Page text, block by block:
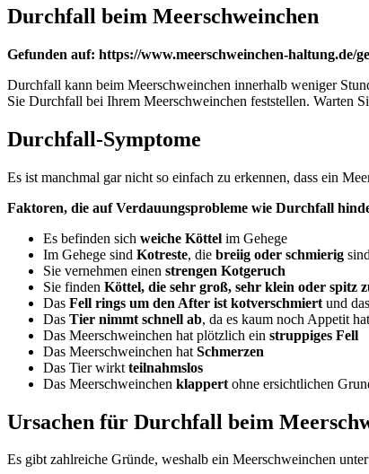
Durchfall beim Meerschweinchen
Gefunden auf: https://www.meerschweinchen-haltung.de/
Durchfall kann beim Meerschweinchen innerhalb weniger
Sie Durchfall bei Ihrem Meerschweinchen feststellen. Warten
Durchfall-Symptome
Es ist manchmal gar nicht so einfach zu erkennen, dass ein
Faktoren, die auf Verdauungsprobleme wie Durchfall
Es befinden sich weiche Köttel im Gehege
Im Gehege sind Kotreste, die breiig oder schmierig
Sie vernehmen einen strengen Kotgeruch
Sie finden Köttel, die sehr groß, sehr klein oder spitz
Das Fell rings um den After ist kotverschmiert und
Das Tier nimmt schnell ab, da es kaum noch Appetit hat
Das Meerschweinchen hat plötzlich ein struppiges Fell
Das Meerschweinchen hat Schmerzen
Das Tier wirkt teilnahmslos
Das Meerschweinchen klappert ohne ersichtlichen
Ursachen für Durchfall beim
Es gibt zahlreiche Gründe, weshalb ein Meerschweinchen